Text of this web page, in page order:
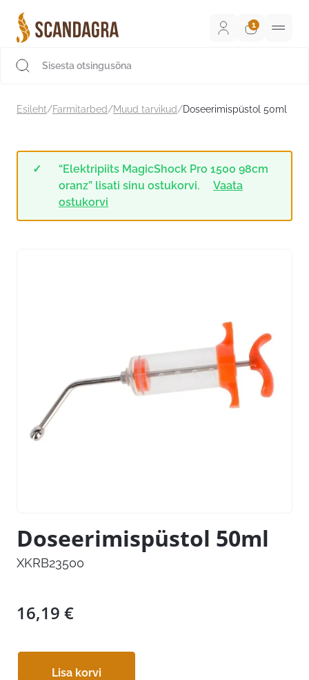
sisu
juurde
Esileht/Farmitarbed/Muud tarvikud/Doseerimispüstol 50ml
“Elektripiits MagicShock Pro 1500 98cm
oranz” lisati sinu ostukorvi.
Vaata
ostukorvi
Doseerimispüstol 50ml
XKRB23500
16,19 €
Lisa korvi